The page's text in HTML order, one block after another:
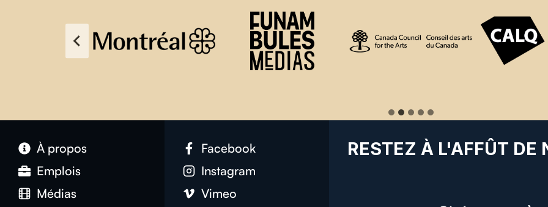
À propos
Emplois
Médias
Facebook
Instagram
Vimeo
RESTEZ À L'AFFÛT DE